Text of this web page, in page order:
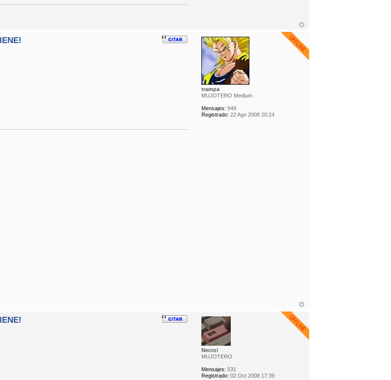
trampa
MUJOTERO Medium
Mensajes: 949
Registrado: 22 Ago 2008 20:24
Necro!
MUJOTERO
Mensajes: 531
Registrado: 02 Oct 2008 17:39